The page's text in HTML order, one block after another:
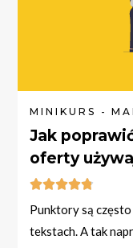
MINIKURS -
Jak
oferty

Punktory są
tekstach. A tak